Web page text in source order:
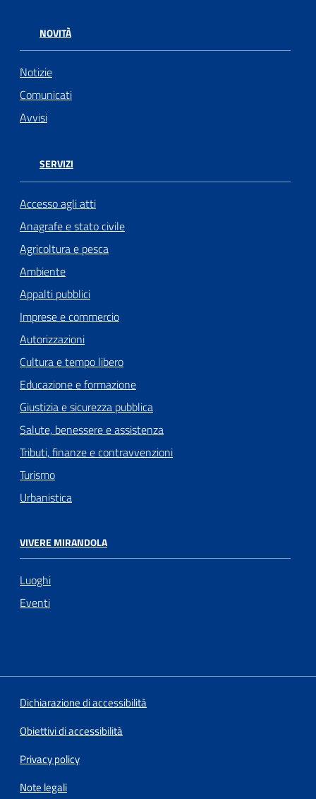
NOVITÀ
Notizie
Comunicati
Avvisi
SERVIZI
Accesso agli atti
Anagrafe e stato civile
Agricoltura e pesca
Ambiente
Appalti pubblici
Imprese e commercio
Autorizzazioni
Cultura e tempo libero
Educazione e formazione
Giustizia e sicurezza pubblica
Salute, benessere e assistenza
Tributi, finanze e contravvenzioni
Turismo
Urbanistica
VIVERE MIRANDOLA
Luoghi
Eventi
Dichiarazione di accessibilità
Obiettivi di accessibilità
Privacy policy
Note legali